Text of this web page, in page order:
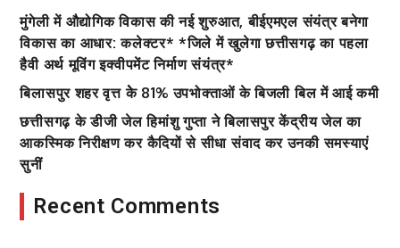
मुंगेली में औद्योगिक विकास की नई शुरुआत, बीईएमएल संयंत्र बनेगा
विकास का आधार: कलेक्टर* *जिले में खुलेगा छत्तीसगढ़ का पहला
हैवी अर्थ मूविंग इक्वीपमेंट निर्माण संयंत्र*
बिलासपुर शहर वृत्त केे 81% उपभोक्ताओं के बिजली बिल में आई कमी
छत्तीसगढ़ के डीजी जेल हिमांशु गुप्ता ने बिलासपुर केंद्रीय जेल का
आकस्मिक निरीक्षण कर कैदियों से सीधा संवाद कर उनकी समस्याएं
सुनीं
Recent Comments